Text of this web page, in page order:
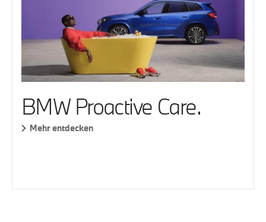
BMW Proactive Care.
Mehr entdecken